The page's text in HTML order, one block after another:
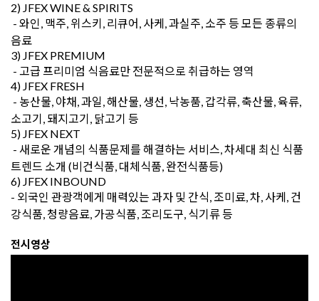
2) JFEX WINE & SPIRITS
- 와인, 맥주, 위스키, 리큐어, 사케, 과실주, 소주 등 모든 종류의
음료
3) JFEX PREMIUM
- 고급 프리미엄 식음료만 전문적으로 취급하는 영역
4) JFEX FRESH
- 농산물, 야채, 과일, 해산물, 생선, 낙농품, 갑각류, 축산물, 육류,
소고기, 돼지고기, 닭고기 등
5) JFEX NEXT
- 새로운 개념의 식품문제를 해결하는 서비스, 차세대 최신 식품
트렌드 소개 (비건식품, 대체식품, 완전식품등)
6) JFEX INBOUND
- 외국인 관광객에게 매력있는 과자 및 간식, 조미료, 차, 사케, 건
강식품, 청량음료, 가공식품, 조리도구, 식기류 등
전시영상